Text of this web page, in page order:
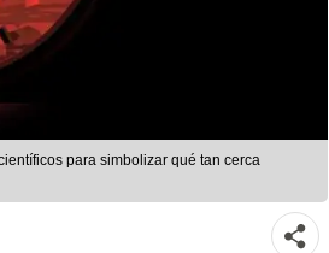
para simbolizar qué tan cerca